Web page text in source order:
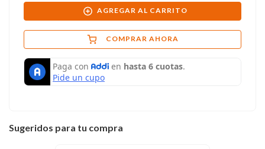
AGREGAR AL CARRITO
COMPRAR AHORA
Sugeridos para tu compra